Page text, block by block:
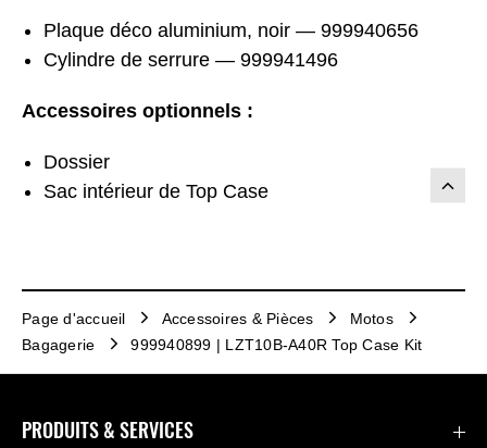
Plaque déco aluminium, noir — 999940656
Cylindre de serrure — 999941496
Accessoires optionnels :
Dossier
Sac intérieur de Top Case
Page d'accueil Accessoires & Pièces
Motos
Bagagerie
999940899 | LZT10B-A40R Top Case Kit
PRODUITS & SERVICES